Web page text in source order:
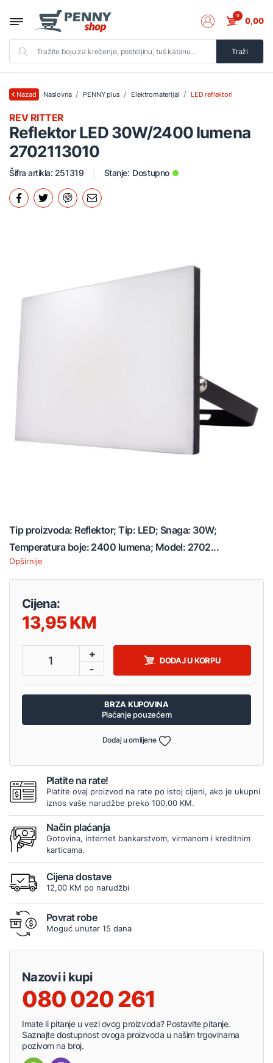
Traži
0 0,00
Nazad Naslovna PENNY plus Elektromaterijal LED reflektori
Reflektor LED 30W/2400 lumena
2702113010
REV RITTER
Šifra artikla: 251319 Stanje: Dostupno
Tip proizvoda: Reflektor; Tip: LED; Snaga: 30W;
Temperatura boje: 2400 lumena; Model: 2702...
Opširnije
Cijena:
13,95
1
+
-
DODAJ U KORPU
BRZA KUPOVINA
Plaćanje pouzećem
Dodaj u omiljene
Platite na rate!
Platite ovaj proizvod na rate po istoj cijeni, ako je ukupni
iznos vaše narudžbe preko 100,00 KM.
Način plaćanja
Gotovina, internet bankarstvom, virmanom i kreditnim
karticama.
Cijena dostave
12,00 KM po narudžbi
Povrat robe
Moguć unutar 15 dana
Nazovi i kupi
080 020 261
Imate li pitanje u vezi ovog proizvoda? Postavite pitanje.
Saznajte dostupnost ovoga proizvoda u našim trgovinama
pozivom na broj.